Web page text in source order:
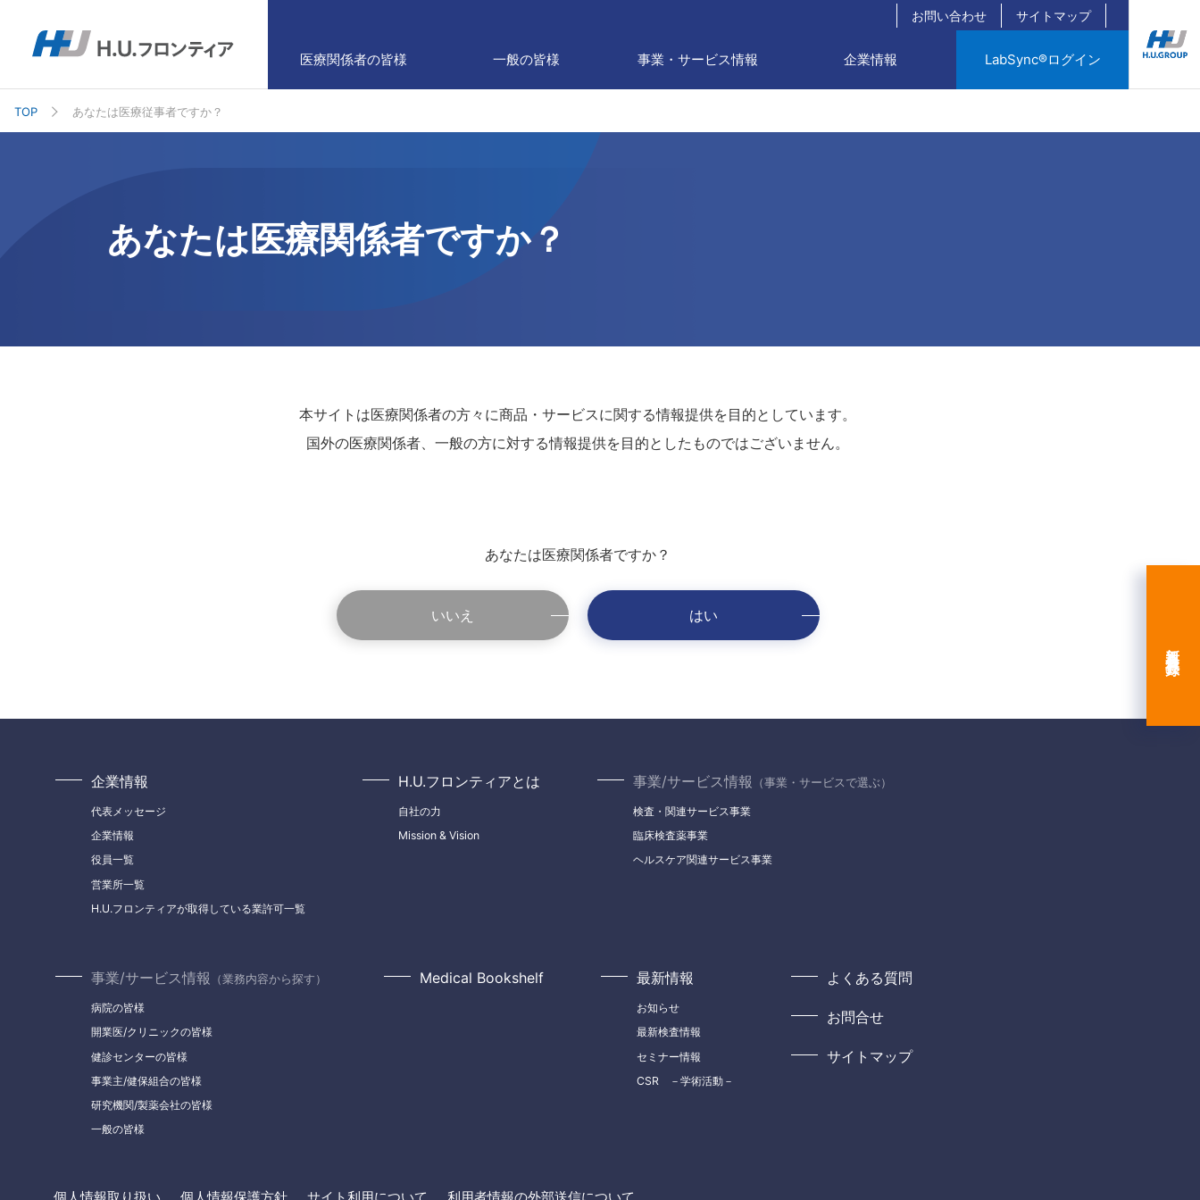
医療関係者の皆様 一般の皆様 事業・サービス情報 企業情報 LabSync®ログイン
お問い合わせ サイトマップ
新規会員登録
TOP あなたは医療従事者ですか？
あなたは医療関係者ですか？
本サイトは医療関係者の方々に商品・サービスに関する情報提供を目的としています。
国外の医療関係者、一般の方に対する情報提供を目的としたものではございません。
あなたは医療関係者ですか？
いいえ はい
企業情報
代表メッセージ
企業情報
役員一覧
営業所一覧
H.U.フロンティアが取得している業許可一覧
H.U.フロンティアとは
自社の力
Mission & Vision
事業/サービス情報 （事業・サービスで選ぶ）
検査・関連サービス事業
臨床検査薬事業
ヘルスケア関連サービス事業
事業/サービス情報 （業務内容から探す）
病院の皆様
開業医/クリニックの皆様
健診センターの皆様
事業主/健保組合の皆様
研究機関/製薬会社の皆様
一般の皆様
Medical Bookshelf 最新情報
お知らせ
最新検査情報
セミナー情報
CSR －学術活動－
よくある質問
お問合せ
サイトマップ